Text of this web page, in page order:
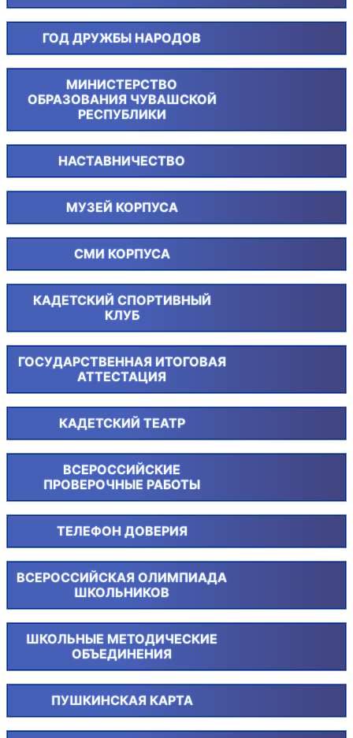
ГОД ДРУЖБЫ НАРОДОВ
МИНИСТЕРСТВО
ОБРАЗОВАНИЯ ЧУВАШСКОЙ
РЕСПУБЛИКИ
НАСТАВНИЧЕСТВО
МУЗЕЙ КОРПУСА
СМИ КОРПУСА
КАДЕТСКИЙ СПОРТИВНЫЙ
КЛУБ
ГОСУДАРСТВЕННАЯ ИТОГОВАЯ
АТТЕСТАЦИЯ
КАДЕТСКИЙ ТЕАТР
ВСЕРОССИЙСКИЕ
ПРОВЕРОЧНЫЕ РАБОТЫ
ТЕЛЕФОН ДОВЕРИЯ
ВСЕРОССИЙСКАЯ ОЛИМПИАДА
ШКОЛЬНИКОВ
ШКОЛЬНЫЕ МЕТОДИЧЕСКИЕ
ОБЪЕДИНЕНИЯ
ПУШКИНСКАЯ КАРТА